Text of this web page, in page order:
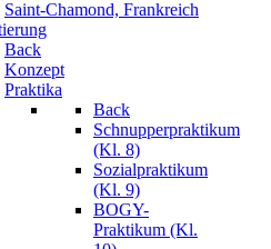
Saint-Chamond, Frankreich
Back
Konzept
Praktika
Back
Schnupperpraktikum
(Kl. 8)
Sozialpraktikum
(Kl. 9)
BOGY-
Praktikum (Kl.